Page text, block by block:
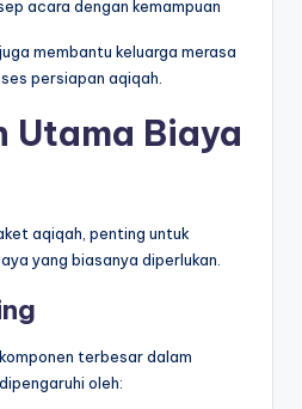
acara dengan kemampuan
membantu keluarga merasa
persiapan aqiqah.
Utama Biaya
aqiqah, penting untuk
yang biasanya diperlukan.
terbesar dalam
oleh: